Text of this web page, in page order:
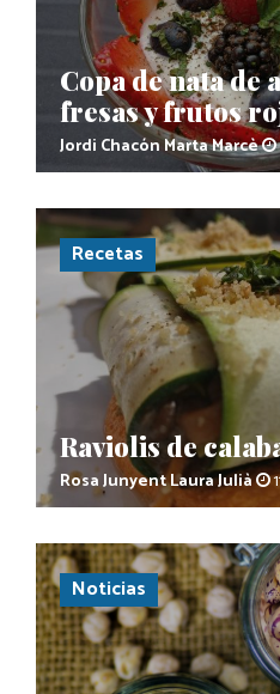
Copa de nata de
fresas y frutos
Jordi ChacónMarta Marcè
Recetas
Raviolis de
Rosa JunyentLaura Julià
Noticias